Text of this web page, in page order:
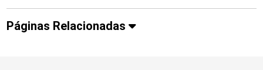
Páginas Relacionadas